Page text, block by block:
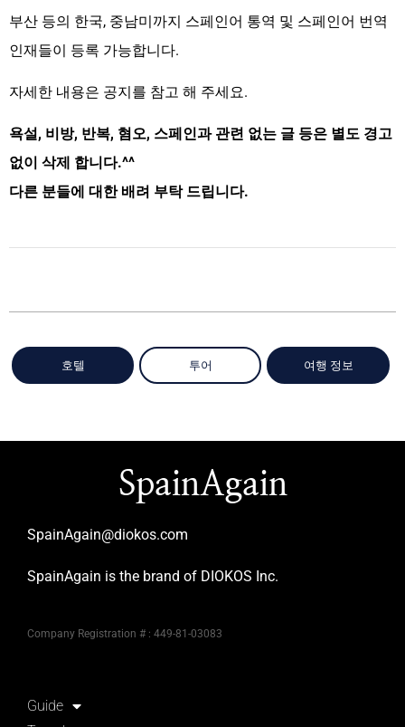
부산 등의 한국, 중남미까지 스페인어 통역 및 스페인어 번역
인재들이 등록 가능합니다.
자세한 내용은 공지를 참고 해 주세요.
욕설, 비방, 반복, 혐오, 스페인과 관련 없는 글 등은 별도 경고
없이 삭제 합니다.^^
다른 분들에 대한 배려 부탁 드립니다.
호텔 투어 여행 정보
SpainAgain
SpainAgain@diokos.com
SpainAgain is the brand of DIOKOS Inc.
Company Registration # : 449-81-03083
Guide